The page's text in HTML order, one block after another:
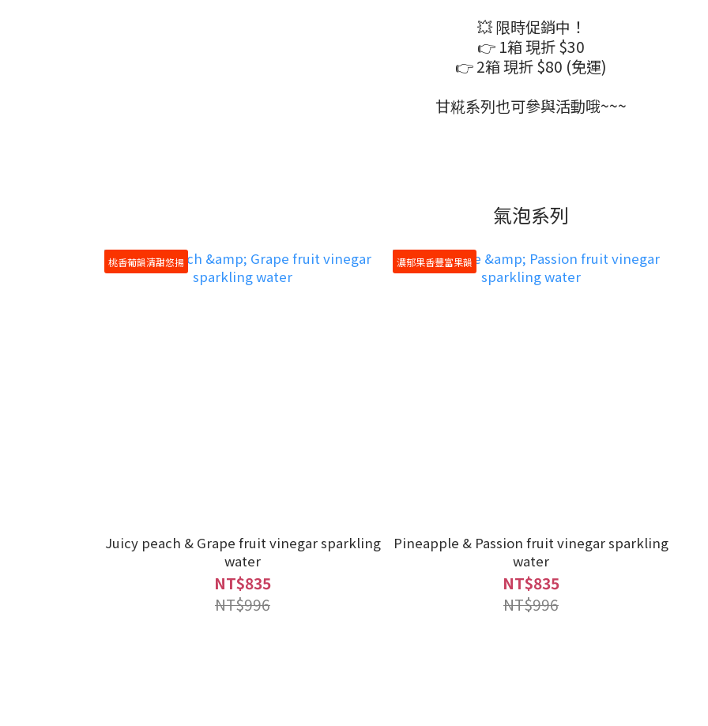
💥 限時促銷中！
👉 1箱 現折 $30
👉 2箱 現折 $80 (免運)
甘糀系列也可參與活動哦~~~
氣泡系列
桃香葡韻清甜悠揚
Juicy peach & Grape fruit vinegar sparkling
water
NT$835
NT$996
濃郁果香豐富果韻
Pineapple & Passion fruit vinegar sparkling
water
NT$835
NT$996